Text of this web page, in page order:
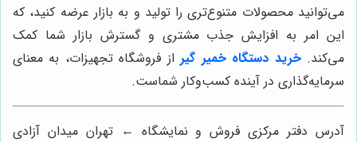
می‌توانید محصولات متنوع‌تری را تولید و به بازار عرضه کنید، که
این امر به افزایش جذب مشتری و گسترش بازار شما کمک
می‌کند.خرید دستگاه خمیر گیر از فروشگاه تجهیزات، به معنای
سرمایه‌گذاری در آینده کسب‌وکار شماست.
آدرس دفتر مرکزی فروش و نمایشگاه ← تهران میدان آزادی